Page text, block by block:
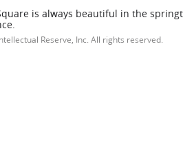
is always beautiful in the
Reserve, Inc. All rights reserved.